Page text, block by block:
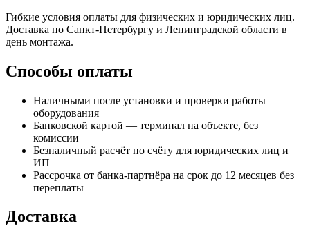
Гибкие условия оплаты для физических и юридических лиц.
Доставка по Санкт-Петербургу и Ленинградской области в
день монтажа.
Способы оплаты
Наличными после установки и проверки работы
оборудования
Банковской картой — терминал на объекте, без
комиссии
Безналичный расчёт по счёту для юридических лиц и
ИП
Рассрочка от банка-партнёра на срок до 12 месяцев без
переплаты
Доставка